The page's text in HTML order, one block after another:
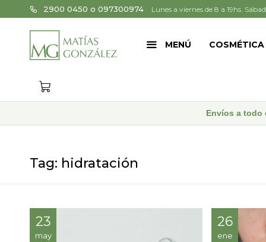
MENÚ
2900 0450 o 097300974 Lunes a viernes de 8 a 19hs.
Envíos a todo
Tag: hidratación
23
may
26
ene